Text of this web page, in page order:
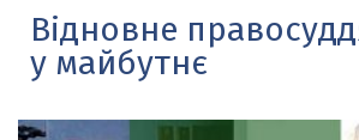
Відновне
у майбутнє